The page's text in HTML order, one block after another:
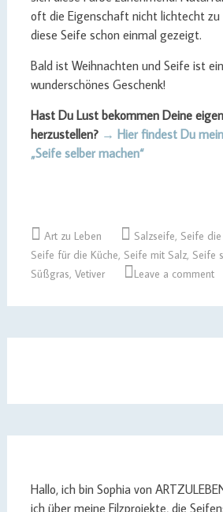
oft die Eigenschaft nicht lichtecht zu
diese Seife schon einmal gezeigt.
Bald ist Weihnachten und Seife ist
wunderschönes Geschenk!
Hast Du Lust bekommen Deine
herzustellen? → Hier findest Du
„Seife selber machen“
Art zu Leben Salzseife, Seife
Seife für die Küche, Seife mit Salz, Seife
Süßgras, Vetiver Leave a comment
Hallo, ich bin Sophia von
ich über meine Filzprojekte, die